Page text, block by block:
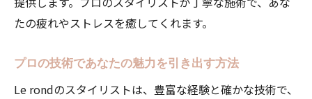
たの疲れやストレスを癒してくれます。
プロの技術であなたの魅力を引き出す方法
Le rondのスタイリストは、豊富な経験と確かな技術で、